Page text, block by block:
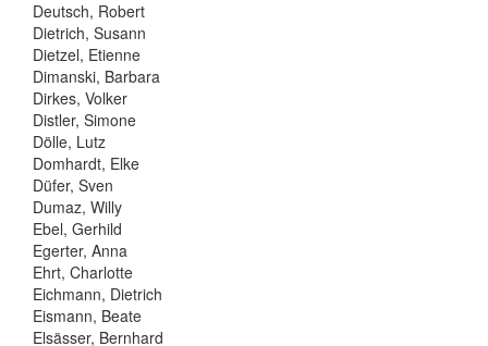
Deutsch, Robert
Dietrich, Susann
Dietzel, Etienne
Dimanski, Barbara
Dirkes, Volker
Distler, Simone
Dölle, Lutz
Domhardt, Elke
Düfer, Sven
Dumaz, Willy
Ebel, Gerhild
Egerter, Anna
Ehrt, Charlotte
Eichmann, Dietrich
Eismann, Beate
Elsässer, Bernhard